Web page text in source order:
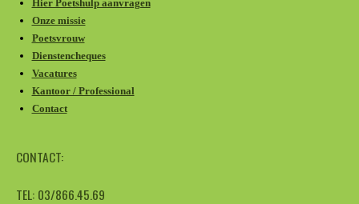
Hier Poetshulp aanvragen
Onze missie
Poetsvrouw
Dienstencheques
Vacatures
Kantoor / Professional
Contact
CONTACT:
TEL: 03/866.45.69